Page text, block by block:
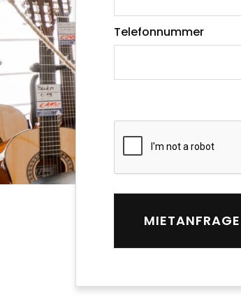
Telefonnummer